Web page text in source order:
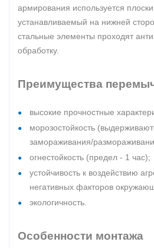
армирования используется
устанавливаемый на нижней
стальные элементы проходят
обработку.
Преимущества
высокие прочностные
морозостойкость
замораживания/
огнестойкость (предел - 1 час);
устойчивость к воздействию
негативных факторов
экологичность.
Особенности монтажа